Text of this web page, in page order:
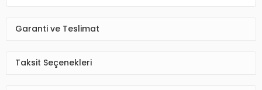
Garanti ve Teslimat
Taksit Seçenekleri